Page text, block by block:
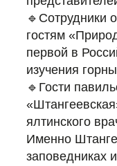
🔹Сотрудники
гостям
первой в
изучения
🔹Гости
ялтинского
Именно
заповедниках